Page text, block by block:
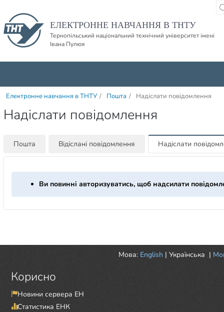
ЕЛЕКТРОННЕ НАВЧАННЯ В ТНТУ
Тернопільський національний технічний університет імені
Івана Пулюя
Електронне навчання в ТНТУ / Пошта / Надіслати повідомлення
Надіслати повідомлення
Пошта Відіслані повідомлення Надіслати
Ви повинні авторизуватись, щоб надсилати
Мова: English | Українська |
Корисно
Новини сервера ЕН
Статистика ЕНК